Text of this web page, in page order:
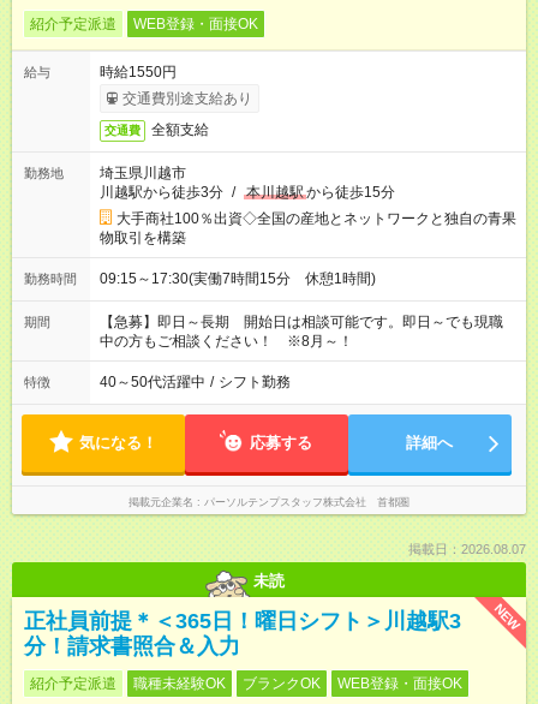
紹介予定派遣 WEB登録・面接OK
給与
時給1550円
交通費別途支給あり
交通費 全額支給
勤務地
埼玉県川越市
川越駅から徒歩3分 / 本川越駅から徒歩15分
大手商社100％出資◇全国の産地とネットワークと独自の青果
物取引を構築
勤務時間 09:15～17:30(実働7時間15分 休憩1時間)
期間
【急募】即日～長期 開始日は相談可能です。即日～でも現職
中の方もご相談ください！ ※8月～！
特徴 40～50代活躍中 / シフト勤務
気になる！ 応募する 詳細へ
掲載元企業名 パーソルテンプスタッフ株式会社 首都圏
掲載日：2026.08.07
未読
NEW
正社員前提＊＜365日！曜日シフト＞川越駅3
分！請求書照合＆入力
紹介予定派遣 職種未経験OK ブランクOK WEB登録・面接OK